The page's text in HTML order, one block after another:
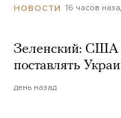
НОВОСТИ 16 часов
Зеленский: США
поставлять
день назад